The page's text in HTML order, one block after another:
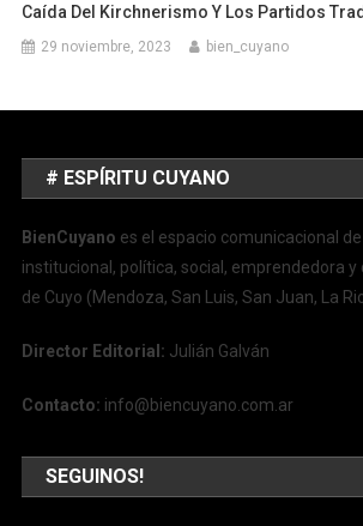
Caída Del Kirchnerismo Y Los Partidos
29 noviembre, 2023 bien_cuyano
# ESPÍRITU CUYANO
BienCuyano es el espacio comunicacional
institucional, política, social, emprendedora y
de Cuyo (Mendoza, San Luis, San Juan, La
Director Editorial: Julián Galván
Contacto: info@biencuyano.com.ar
SEGUINOS!